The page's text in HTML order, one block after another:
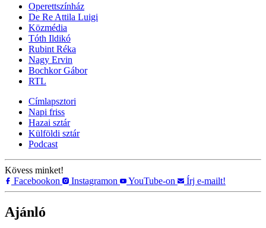
Operettszínház
De Re Attila Luigi
Közmédia
Tóth Ildikó
Rubint Réka
Nagy Ervin
Bochkor Gábor
RTL
Címlapsztori
Napi friss
Hazai sztár
Külföldi sztár
Podcast
Kövess minket!
Facebookon
Instagramon YouTube-on Írj e-mailt!
Ajánló